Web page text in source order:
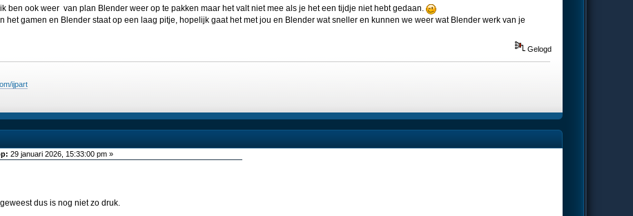
ben ook weer van plan Blender weer op te pakken maar het valt niet mee als je het een tijdje niet hebt gedaan.
het gamen en Blender staat op een laag pitje, hopelijk gaat het met jou en Blender wat sneller en kunnen we weer wat Blender werk van je
Gelogd
ijpart
29 januari 2026, 15:33:00 pm »
dus is nog niet zo druk.